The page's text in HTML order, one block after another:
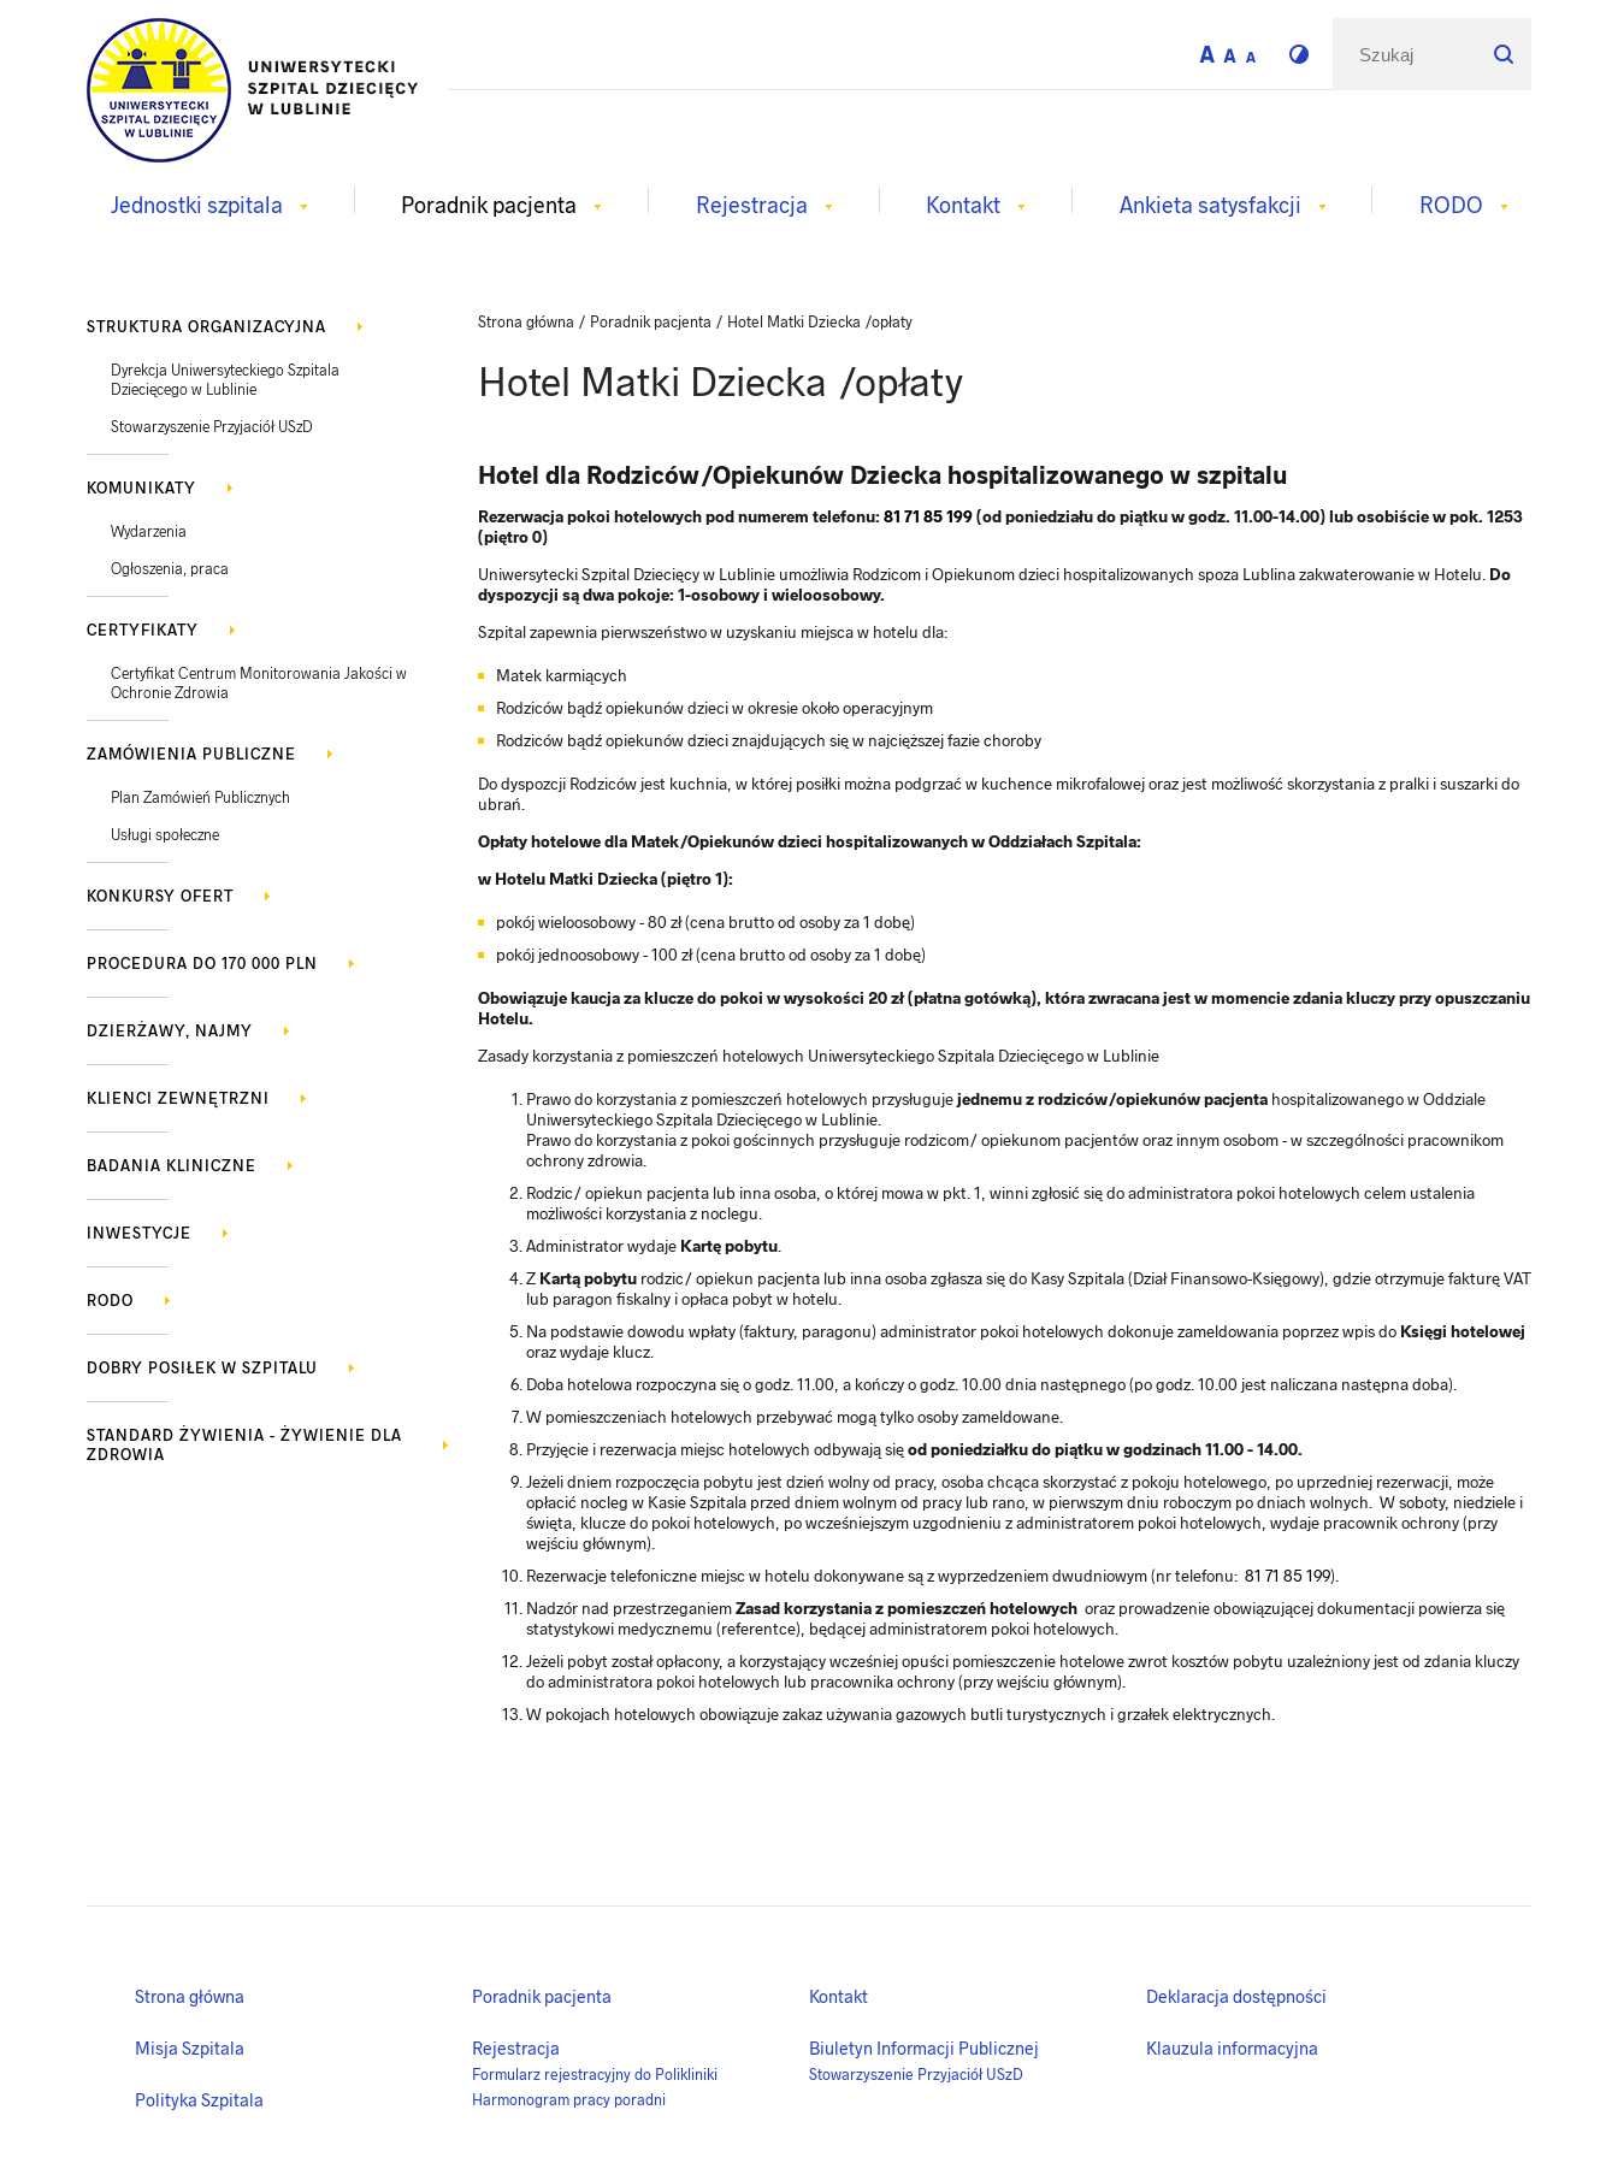
Jednostki szpitala Poradnik pacjenta Rejestracja Kontakt Ankieta satysfakcji RODO
STRUKTURA ORGANIZACYJNA
Dyrekcja Uniwersyteckiego Szpitala
Dziecięcego w Lublinie
Stowarzyszenie Przyjaciół USzD
KOMUNIKATY
Wydarzenia
Ogłoszenia, praca
CERTYFIKATY
Certyfikat Centrum Monitorowania Jakości w
Ochronie Zdrowia
ZAMÓWIENIA PUBLICZNE
Plan Zamówień Publicznych
Usługi społeczne
KONKURSY OFERT
PROCEDURA DO 170 000 PLN
DZIERŻAWY, NAJMY
KLIENCI ZEWNĘTRZNI
BADANIA KLINICZNE
INWESTYCJE
RODO
DOBRY POSIŁEK W SZPITALU
STANDARD ŻYWIENIA - ŻYWIENIE DLA
ZDROWIA
Strona główna / Poradnik pacjenta / Hotel Matki Dziecka /opłaty
Hotel Matki Dziecka /opłaty
Hotel dla Rodziców/Opiekunów Dziecka hospitalizowanego w szpitalu
Rezerwacja pokoi hotelowych pod numerem telefonu:81 71 85 199(od poniedziału do piątku w godz. 11.00-14.00) lub osobiście w pok. 1253
(piętro 0)
Uniwersytecki Szpital Dziecięcy w Lublinie umożliwia Rodzicom i Opiekunom dzieci hospitalizowanych spoza Lublina zakwaterowanie w Hotelu. Do
dyspozycji są dwa pokoje: 1-osobowy i wieloosobowy.
Szpital zapewnia pierwszeństwo w uzyskaniu miejsca w hotelu dla:
Matek karmiących
Rodziców bądź opiekunów dzieci w okresie około operacyjnym
Rodziców bądź opiekunów dzieci znajdujących się w najcięższej fazie choroby
Do dyspozcji Rodziców jest kuchnia, w której posiłki można podgrzać w kuchence mikrofalowej oraz jest możliwość skorzystania z pralki i suszarki do
ubrań.
Opłaty hotelowedla Matek/Opiekunów dzieci hospitalizowanych w Oddziałach Szpitala:
w Hotelu Matki Dziecka (piętro 1):
pokój wieloosobowy - 80 zł (cena brutto od osoby za 1 dobę)
pokój jednoosobowy - 100 zł (cena brutto od osoby za 1 dobę)
Obowiązuje kaucja za klucze do pokoi w wysokości 20 zł (płatna gotówką), która zwracana jest w momencie zdania kluczy przy opuszczaniu
Hotelu.
Zasady korzystania z pomieszczeń hotelowych Uniwersyteckiego Szpitala Dziecięcego w Lublinie
Prawo do korzystania z pomieszczeń hotelowych przysługujejednemu z rodziców/opiekunów pacjenta hospitalizowanego w Oddziale
Uniwersyteckiego Szpitala Dziecięcego w Lublinie.
Prawo do korzystania z pokoi gościnnych przysługuje rodzicom/ opiekunom pacjentów oraz innym osobom - w szczególności pracownikom
ochrony zdrowia.
Rodzic/ opiekun pacjenta lub inna osoba, o której mowa w pkt. 1, winni zgłosić się do administratora pokoi hotelowych celem ustalenia
możliwości korzystania z noclegu.
Administrator wydaje Kartę pobytu
Z Kartą pobytu rodzic/ opiekun pacjenta lub inna osoba zgłasza się do Kasy Szpitala (Dział Finansowo-Księgowy), gdzie otrzymuje fakturę VAT
lub paragon fiskalny i opłaca pobyt w hotelu.
Na podstawie dowodu wpłaty (faktury, paragonu) administrator pokoi hotelowych dokonuje zameldowania poprzez wpis do Księgi hotelowej
oraz wydaje klucz.
Doba hotelowa rozpoczyna się o godz. 11.00, a kończy o godz. 10.00 dnia następnego (po godz. 10.00 jest naliczana następna doba).
W pomieszczeniach hotelowych przebywać mogą tylko osoby zameldowane.
Przyjęcie i rezerwacja miejsc hotelowych odbywają sięod poniedziałku do piątku w godzinach 11.00 - 14.00.
Jeżeli dniem rozpoczęcia pobytu jest dzień wolny od pracy, osoba chcąca skorzystać z pokoju hotelowego, po uprzedniej rezerwacji, może
opłacić nocleg w Kasie Szpitala przed dniem wolnym od pracy lub rano, w pierwszym dniu roboczym po dniach wolnych. W soboty, niedziele i
święta, klucze do pokoi hotelowych, po wcześniejszym uzgodnieniu z administratorem pokoi hotelowych, wydaje pracownik ochrony (przy
wejściu głównym).
Rezerwacje telefoniczne miejsc w hotelu dokonywane są z wyprzedzeniem dwudniowym (nr telefonu: 81 71 85 199).
Nadzór nad przestrzeganiemZasad korzystania z pomieszczeń hotelowych oraz prowadzenie obowiązującej dokumentacji powierza się
statystykowi medycznemu (referentce), będącej administratorem pokoi hotelowych.
Jeżeli pobyt został opłacony, a korzystający wcześniej opuści pomieszczenie hotelowe zwrot kosztów pobytu uzależniony jest od zdania kluczy
do administratora pokoi hotelowych lub pracownika ochrony (przy wejściu głównym).
W pokojach hotelowych obowiązuje zakaz używania gazowych butli turystycznych i grzałek elektrycznych.
Strona główna
Misja Szpitala
Polityka Szpitala
Poradnik pacjenta
Rejestracja
Formularz rejestracyjny do Polikliniki
Harmonogram pracy poradni
Kontakt
Biuletyn Informacji Publicznej
Stowarzyszenie Przyjaciół USzD
Deklaracja dostępności
Klauzula informacyjna